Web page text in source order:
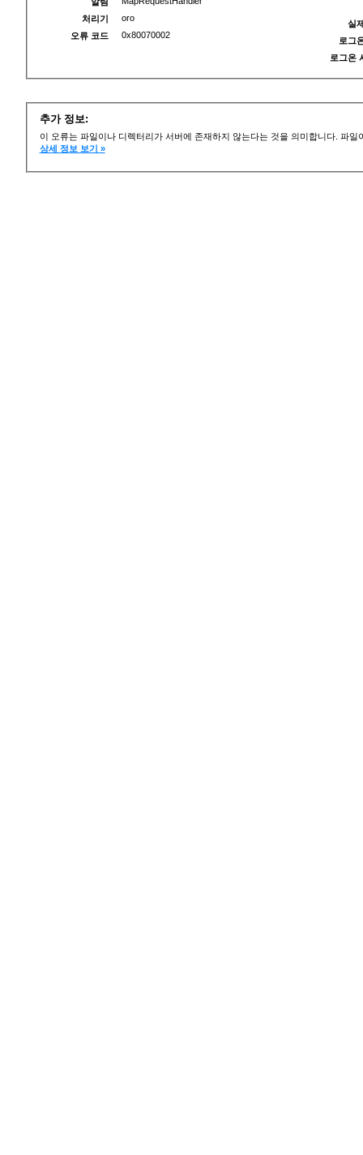
처리기
oro
오류 코드
0x80070002
실
로그
로그온
추가 정보:
이 오류는 파일이나 디렉터리가 서버에 존재하지 않는다는 것을 의미합니다. 파
상세 정보 보기 »